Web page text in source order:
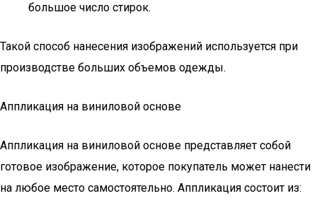
большое число стирок.
Такой способ нанесения изображений используется при
производстве больших объемов одежды.
Аппликация на виниловой основе
Аппликация на виниловой основе представляет собой
готовое изображение, которое покупатель может нанести
на любое место самостоятельно. Аппликация состоит из: